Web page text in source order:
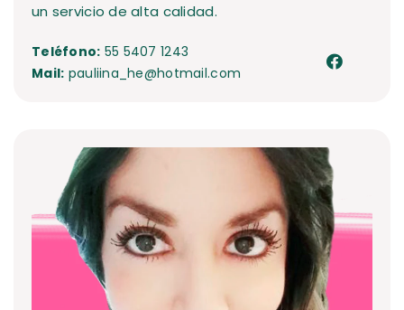
un servicio de alta calidad.
Teléfono: 55 5407 1243
Mail: pauliina_he@hotmail.com